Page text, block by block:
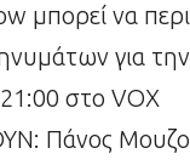
μπορεί να
για
στο VOX
Πάνος